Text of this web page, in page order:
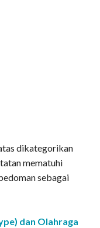
dikategorikan
mematuhi
sebagai
dan Olahraga